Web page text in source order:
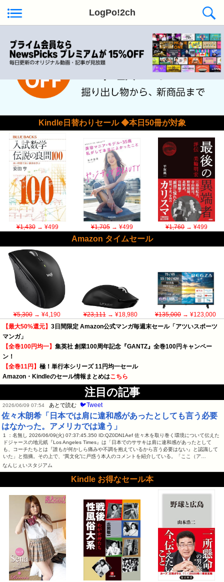
LogPo!2ch
Kindle日替わりセール ◆本日50冊が対象
¥1,430→ ¥499 ¥1,705→ ¥499 ¥1,760→ ¥499
Amazon タイムセール
¥5,300→ ¥4,190 ¥23,111→ ¥18,980 ¥135,000 → ¥123,000
【最大50%還元】 3日間限定 Amazon公式マンガ毎週末セール「アツいスポーツ
マンガ」
【全巻100円均一】 集英社 創業100周年記念『GANTZ』全巻100円キャンペー
ン！
【全巻11円】 極！単行本シリーズ 11円均一セール
Amazon・Kindleのセール情報まとめはこちら
注目の記事
2026/06/09 07:54 あとで読む 🐦Tweet
佐々木朗希「日本では肩に違和感があったとしても言う必要
はなかった。アメリカでは違う」
1 ：名無し 2026/06/09(火) 07:37:45.350 ID:QZ0DN1Aef 佐々木を取り巻く環境について伝えた
ドジャースの地元紙『Los Angeles Times』は「日本でのササキは肩に違和感があったとして
も、コーチたちとは『誰もが何かしら痛みや不調を抱えているから言う必要はない』と認識して
いた」と指摘。その上で、“異文化”に戸惑う本人のコメントを紹介している。「ここ（ア…
なんじぇいスタジアム
Kindle お得なセール本